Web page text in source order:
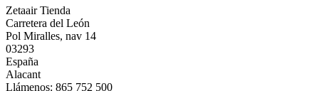
Zetaair Tienda
Carretera del León
Pol Miralles, nav 14
03293
España
Alacant
Llámenos: 865 752 500